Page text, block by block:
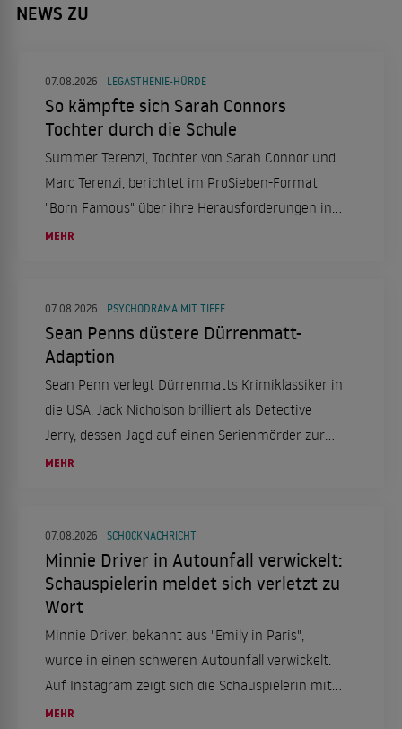
NEWS ZU
07.08.2026 LEGASTHENIE-HÜRDE
So kämpfte sich Sarah Connors
Tochter durch die Schule
Summer Terenzi, Tochter von Sarah Connor und
Marc Terenzi, berichtet im ProSieben-Format
"Born Famous" über ihre Herausforderungen in
der Schule aufgrund von Legasthenie und ihren
MEHR
07.08.2026 PSYCHODRAMA MIT TIEFE
Sean Penns düstere Dürrenmatt-
Adaption
Sean Penn verlegt Dürrenmatts Krimiklassiker in
die USA: Jack Nicholson brilliert als Detective
Jerry, dessen Jagd auf einen Serienmörder zur
Obsession wird. Ein düsteres Psychodrama, das
MEHR
07.08.2026 SCHOCKNACHRICHT
Minnie Driver in Autounfall verwickelt:
Schauspielerin meldet sich verletzt zu
Wort
Minnie Driver, bekannt aus "Emily in Paris",
wurde in einen schweren Autounfall verwickelt.
Auf Instagram zeigt sich die Schauspielerin mit
einer Halskrause und berichtet von dem Vorfall,
MEHR